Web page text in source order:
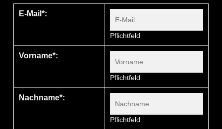
E-Mail*:
Pflichtfeld
Vorname*:
Pflichtfeld
Nachname*:
Pflichtfeld